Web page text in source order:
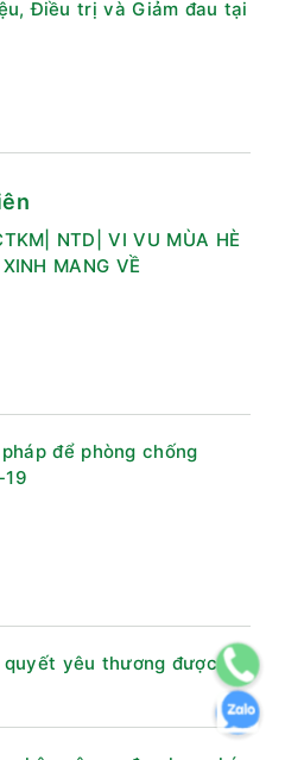
Điều trị và Giảm đau tại
NTD| VI VU MÙA HÈ
MANG VỀ
để phòng chống
19
quyết yêu thương được